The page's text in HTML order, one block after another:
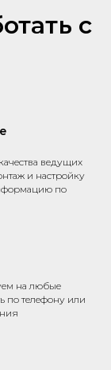
с
ведущих
и настройку
по
на любые
по телефону или